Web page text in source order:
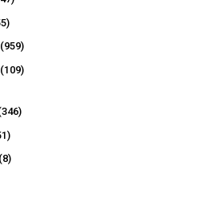
55
produktów
959959
produktów
109109
346346
51
produktów
88